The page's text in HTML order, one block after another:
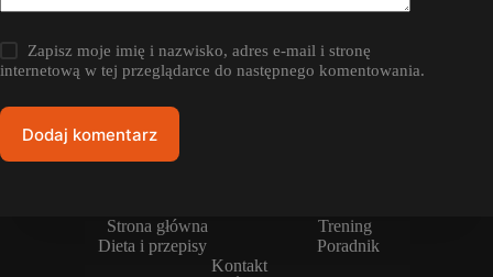
Zapisz moje imię i nazwisko, adres e-mail i stronę
internetową w tej przeglądarce do następnego komentowania.
Dodaj komentarz
Strona główna
Trening
Dieta i przepisy
Poradnik
Kontakt